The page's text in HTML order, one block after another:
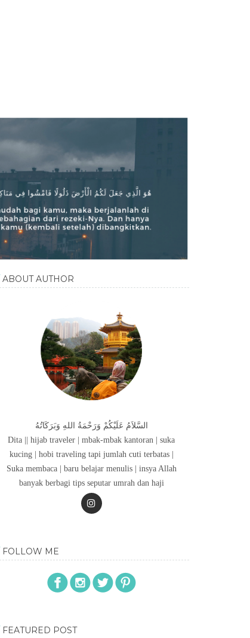
ABOUT AUTHOR
السَّلاَمُ عَلَيْكُمْ وَرَحْمَةُ اللهِ وَبَرَكَاتُهُ
Dita || hijab traveler | mbak-mbak kantoran | suka
kucing | hobi traveling tapi jumlah cuti terbatas |
Suka membaca | baru belajar menulis | insya Allah
banyak berbagi tips seputar umrah dan haji
FOLLOW ME
FEATURED POST